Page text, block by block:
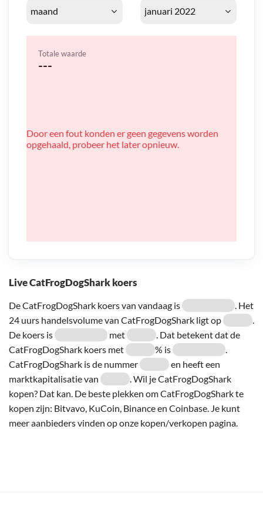
Live CatFrogDogShark koers
De CatFrogDogShark koers van vandaag is
. Het
24 uurs handelsvolume van CatFrogDogShark ligt op
.
De koers is
met
. Dat betekent dat de
CatFrogDogShark koers met
% is
.
CatFrogDogShark is de nummer
en heeft een
marktkapitalisatie van
. Wil je CatFrogDogShark
kopen? Dat kan. De beste plekken om CatFrogDogShark te
kopen zijn: Bitvavo, KuCoin, Binance en Coinbase. Je kunt
meer aanbieders vinden op onze kopen/verkopen pagina.
Totale waarde
---
Door een fout konden er geen gegevens worden
opgehaald, probeer het later opnieuw.